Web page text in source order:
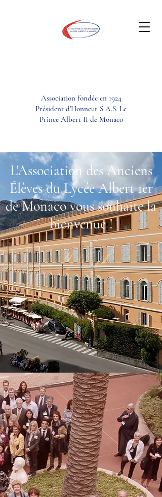
Association fondée en 1924
Président d'Honneur S.A.S. Le
Prince Albert II de Monaco
L'Association des Anciens
Élèves du Lycée Albert 1er
de Monaco vous souhaite la
bienvenue !